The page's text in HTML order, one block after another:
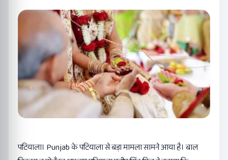
पटियाला। Punjab के पटियाला से बड़ा मामला सामने आया है। बाल